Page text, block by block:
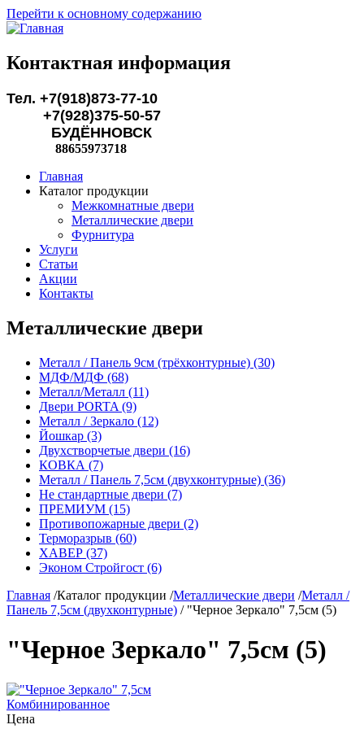
Перейти к основному содержанию
Контактная информация
Тел. +7(918)873-77-10
+7(928)375-50-57
БУДЁННОВСК
88655973718
Главная
Каталог продукции
Межкомнатные двери
Металлические двери
Фурнитура
Услуги
Статьи
Акции
Контакты
Металлические двери
Металл / Панель 9см (трёхконтурные) (30)
МДФ/МДФ (68)
Металл/Металл (11)
Двери PORTA (9)
Металл / Зеркало (12)
Йошкар (3)
Двухстворчетые двери (16)
КОВКА (7)
Металл / Панель 7,5см (двухконтурные) (36)
Не стандартные двери (7)
ПРЕМИУМ (15)
Противопожарные двери (2)
Терморазрыв (60)
ХАВЕР (37)
Эконом Стройгост (6)
Главная /Каталог продукции /Металлические двери /Металл /
Панель 7,5см (двухконтурные) /"Черное Зеркало" 7,5см (5)
"Черное Зеркало" 7,5см (5)
Комбинированное
Цена